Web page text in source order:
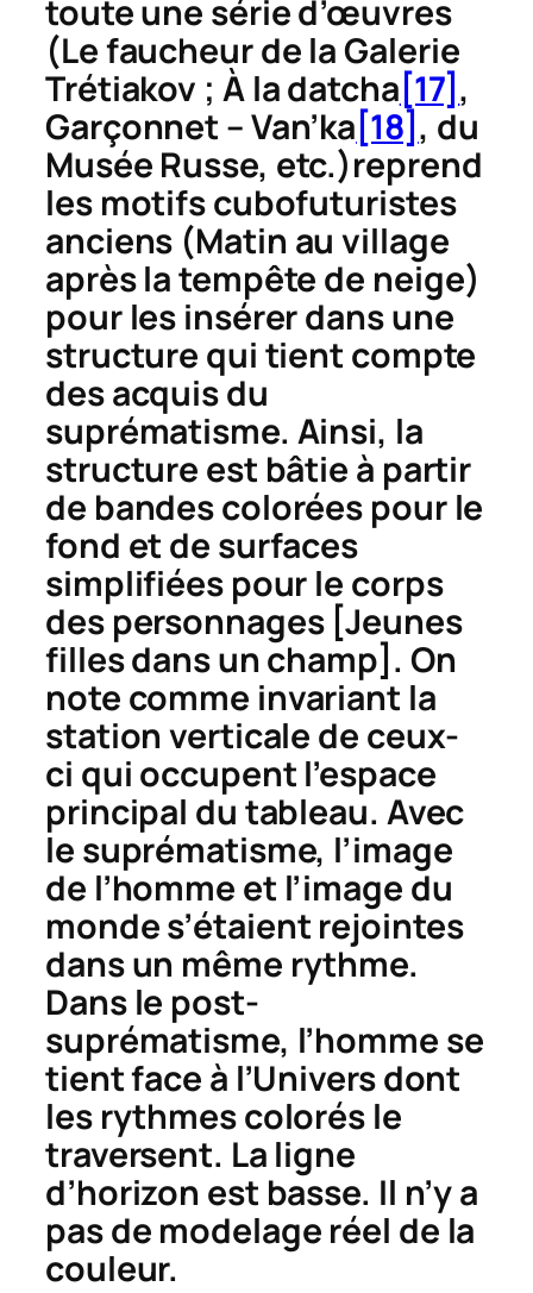
toute une série d’œuvres
(Le faucheurde la Galerie
Trétiakov ; À la datcha [17] ,
Garçonnet – Van’ka [18] , du
Musée Russe, etc.)reprend
les motifs cubofuturistes
anciens (Matin au village
après la tempête de neige)
pour les insérer dans une
structure qui tient compte
des acquis du
suprématisme. Ainsi, la
structure est bâtie à partir
de bandes colorées pour le
fond et de surfaces
simplifiées pour le corps
des personnages [Jeunes
filles dans un champ]. On
note comme invariant la
station verticale de ceux-
ci qui occupent l’espace
principal du tableau. Avec
le suprématisme, l’image
de l’homme et l’image du
monde s’étaient rejointes
dans un même rythme.
Dans le post-
suprématisme, l’homme se
tient face à l’Univers dont
les rythmes colorés le
traversent. La ligne
d’horizon est basse. Il n’y a
pas de modelage réel de la
couleur.